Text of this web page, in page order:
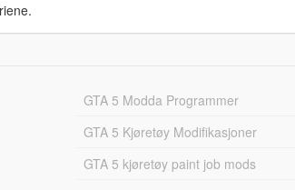
GTA 5 Modda Programmer
GTA 5 Kjøretøy Modifikasjoner
GTA 5 kjøretøy paint job mods